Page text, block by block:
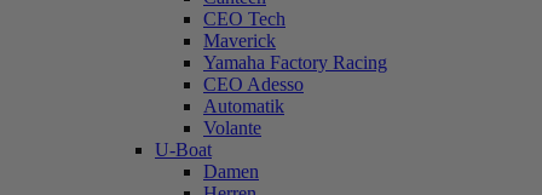
CEO Tech
Maverick
Yamaha Factory Racing
CEO Adesso
Automatik
Volante
U-Boat
Damen